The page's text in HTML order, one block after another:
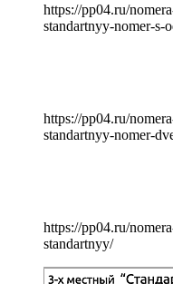
https://pp04.ru/
standartnyy-nomer-s-
https://pp04.ru/
standartnyy-nomer-
https://pp04.ru/
standartnyy/